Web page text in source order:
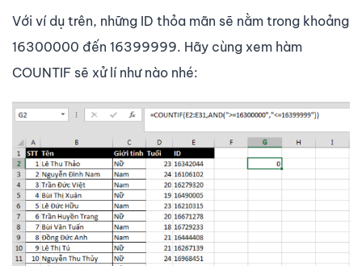
Với ví dụ trên, những ID thỏa mãn sẽ nằm trong khoảng
16300000 đến 16399999. Hãy cùng xem hàm
COUNTIF sẽ xử lí như nào nhé: